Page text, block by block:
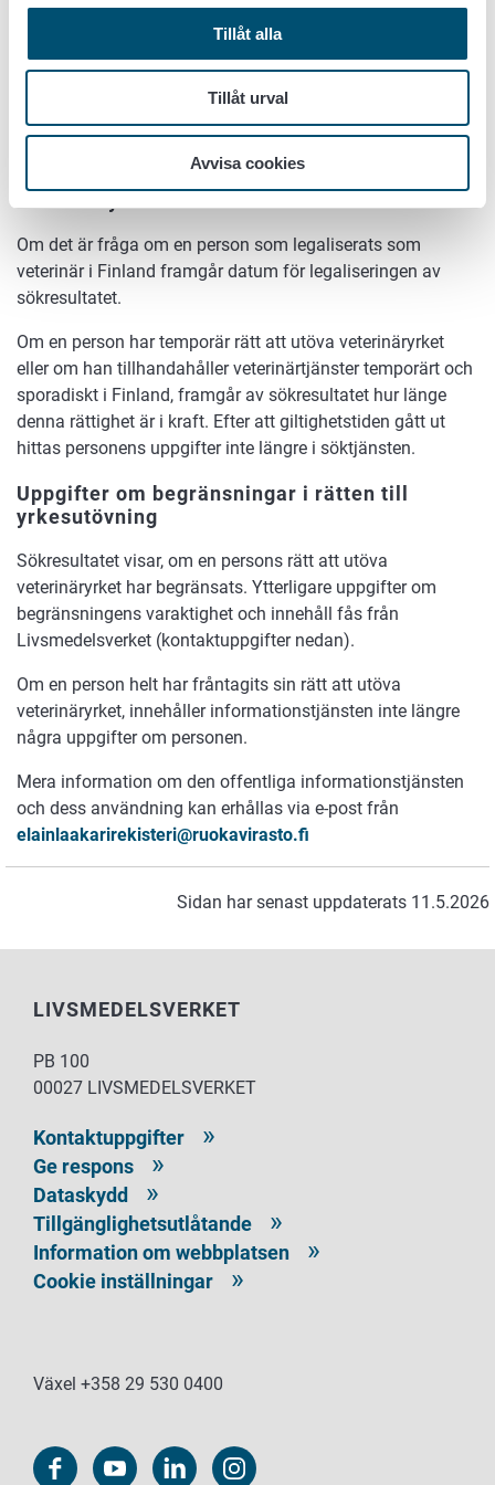
Tillåt alla
Tillåt urval
Avvisa cookies
Sökresultat
Identifikationsnummer
Ett fyrsiffrigt tal som Livsmedelsverket gett utövaren av
veterinäryrket som identifikationsnummer.
Uppgifter om en persons rätt att utöva
Om det är fråga om en person som legaliserats som
veterinär i Finland framgår datum för legaliseringen av
sökresultatet.
Om en person har temporär rätt att utöva veterinäryrket
eller om han tillhandahåller veterinärtjänster temporärt och
sporadiskt i Finland, framgår av sökresultatet hur länge
denna rättighet är i kraft. Efter att giltighetstiden gått ut
hittas personens uppgifter inte längre i söktjänsten.
Uppgifter om begränsningar i rätten till
yrkesutövning
Sökresultatet visar, om en persons rätt att utöva
veterinäryrket har begränsats. Ytterligare uppgifter om
begränsningens varaktighet och innehåll fås från
Livsmedelsverket (kontaktuppgifter nedan).
Om en person helt har fråntagits sin rätt att utöva
veterinäryrket, innehåller informationstjänsten inte längre
några uppgifter om personen.
Mera information om den offentliga informationstjänsten
och dess användning kan erhållas via e-post från
elainlaakarirekisteri@ruokavirasto.fi
Sidan har senast uppdaterats 11.5.2026
LIVSMEDELSVERKET
PB 100
00027 LIVSMEDELSVERKET
Kontaktuppgifter
Ge respons
Dataskydd
Tillgänglighetsutlåtande
Information om webbplatsen
Cookie inställningar
Växel +358 29 530 0400